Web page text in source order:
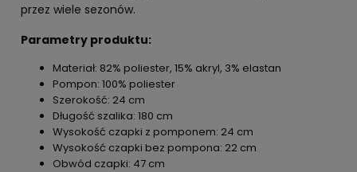
przez wiele sezonów.
Parametry produktu:
Materiał: 82% poliester, 15% akryl, 3% elastan
Pompon: 100% poliester
Szerokość: 24 cm
Długość szalika: 180 cm
Wysokość czapki z pomponem: 24 cm
Wysokość czapki bez pompona: 22 cm
Obwód czapki: 47 cm